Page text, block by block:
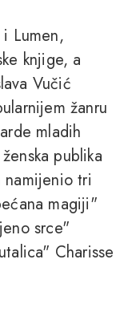
Lumen,
knjige, a
Vučić
žanru
mladih
publika
tri
magiji"
srce"
Charisse